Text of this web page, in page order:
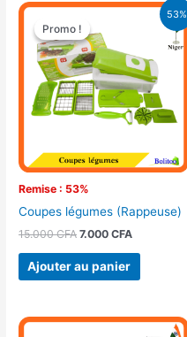
53%
Promo !
Remise : 53%
Promo !
Coupes légumes (Rappeuse)
15.000CFA
Le
prix
initial
était :
15.000 CFA.
7.000CFA
Le
7.000 CFA.
Ajouter au panier